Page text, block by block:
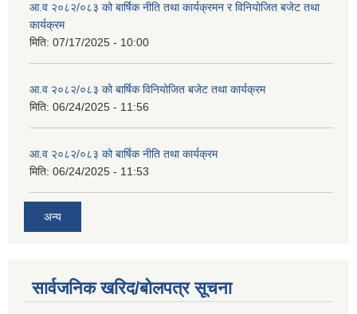
आ.व २०८२/०८३ को बार्षिक नीति तथा कार्यक्रमन र विनियोजित बजेट तथा
कार्यक्रम
मिति: 07/17/2025 - 10:00
आ.व २०८२/०८३ को बार्षिक विनियोजित बजेट तथा कार्यक्रम
मिति: 06/24/2025 - 11:56
आ.व २०८२/०८३ को बार्षिक नीति तथा कार्यक्रम
मिति: 06/24/2025 - 11:53
अन्य
सार्वजनिक खरिद/बोलपत्र सूचना